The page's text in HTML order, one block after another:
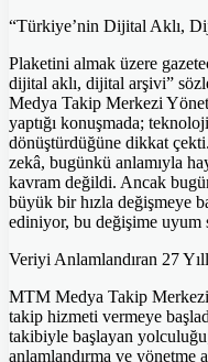
“Türkiye’nin Dijital Aklı,
Plaketini almak üzere
dijital aklı, dijital arşivi”
Medya Takip Merkezi
yaptığı konuşmada;
dönüştürdüğüne dikkat
zekâ, bugünkü anlamıyla
kavram değildi. Ancak
büyük bir hızla değişmeye
ediniyor, bu değişime uyum
Veriyi Anlamlandıran 27
MTM Medya Takip Merkezi
takip hizmeti vermeye
takibiyle başlayan
anlamlandırma ve yönetme